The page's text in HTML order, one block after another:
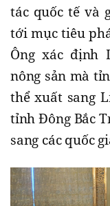
tác quốc tế và
tới mục tiêu
Ông xác định
nông sản mà
thể xuất sang
tỉnh Đông Bắc
sang các quốc